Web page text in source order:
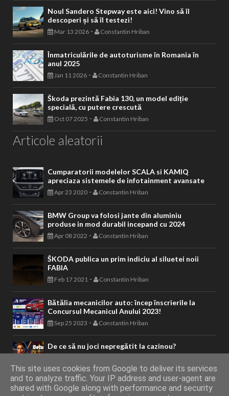
Noul Sandero Stepway este aici! Vino să îl
descoperi și să îl testezi!
Mar 13 2026 - Constantin Hriban
Înmatriculările de autoturisme în Romania în
anul 2025
Jan 11 2026 - Constantin Hriban
Škoda prezintă Fabia 130, un model ediție
specială, cu putere crescută
Oct 07 2025 - Constantin Hriban
Articole aleatorii
Cumparatorii modelelor SCALA si KAMIQ
apreciaza sistemele de infotainment avansate
Apr 23 2020 - Constantin Hriban
BMW Group va folosi jante din aluminiu
produse in mod durabil incepand cu 2024
Apr 08 2022 - Constantin Hriban
ŠKODA publica un prim indiciu al siluetei noii
FABIA
Feb 17 2021 - Constantin Hriban
Bătălia mecanicilor auto: încep înscrierile la
Concursul Mecanicul Anului 2023!
Sep 25 2023 - Constantin Hriban
De ce să nu joci nepregătit la cazinou?
This site uses cookies from Google to deliver its services
and to analyze traffic. Your IP address and user-agent are
shared with Google along with performance and security